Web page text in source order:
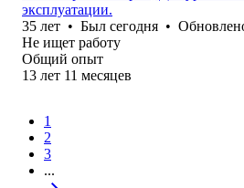
эксплуатации.
35 лет • Был сегодня •
Не ищет работу
Общий опыт
13 лет 11 месяцев
1
2
3
...